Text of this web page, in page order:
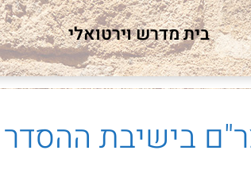
בית מדרש וירטואלי
בישיבת